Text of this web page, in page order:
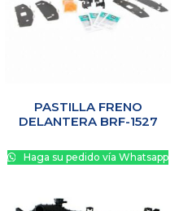
PASTILLA FRENO
DELANTERA BRF-1527
Haga su pedido vía Whatsapp